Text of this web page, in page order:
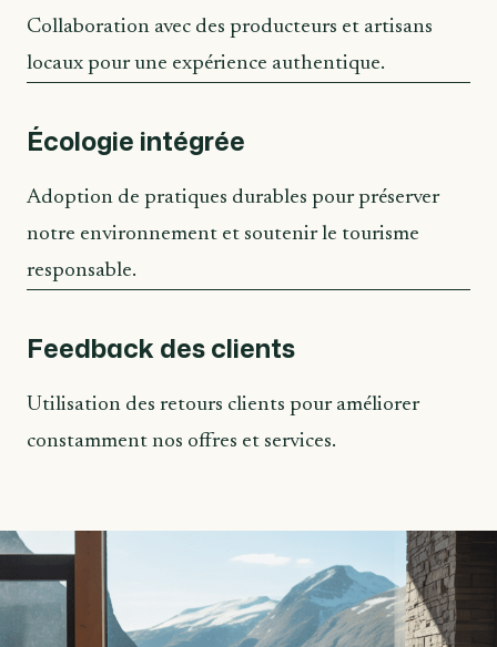
Collaboration avec des producteurs et artisans
locaux pour une expérience authentique.
Écologie intégrée
Adoption de pratiques durables pour préserver
notre environnement et soutenir le tourisme
responsable.
Feedback des clients
Utilisation des retours clients pour améliorer
constamment nos offres et services.